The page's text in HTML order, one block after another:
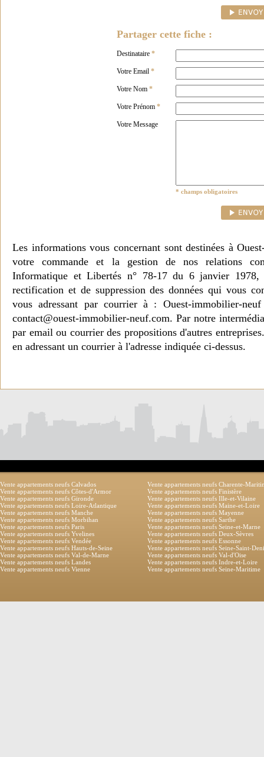
Partager cette fiche :
Destinataire *
Votre Email *
Votre Nom *
Votre Prénom *
Votre Message
* champs obligatoires
Les informations vous concernant sont destinées à
votre commande et la gestion de nos relations
Informatique et Libertés n° 78-17 du 6 janvier 1978,
rectification et de suppression des données qui vous
vous adressant par courrier à : Ouest-immobilier-
contact@ouest-immobilier-neuf.com. Par notre
par email ou courrier des propositions d'autres
en adressant un courrier à l'adresse indiquée ci-dessus.
Vente appartements neufs Calvados
Vente appartements neufs Charente-
Vente appartements neufs Côtes-d'Armor
Vente appartements neufs Finistère
Vente appartements neufs Gironde
Vente appartements neufs Ille-et-Vilaine
Vente appartements neufs Loire-Atlantique
Vente appartements neufs Maine-et-Loire
Vente appartements neufs Manche
Vente appartements neufs Mayenne
Vente appartements neufs Morbihan
Vente appartements neufs Sarthe
Vente appartements neufs Paris
Vente appartements neufs Seine-et-Marne
Vente appartements neufs Yvelines
Vente appartements neufs Deux-Sèvres
Vente appartements neufs Vendée
Vente appartements neufs Essonne
Vente appartements neufs Hauts-de-Seine
Vente appartements neufs Seine-Saint-
Vente appartements neufs Val-de-Marne
Vente appartements neufs Val-d'Oise
Vente appartements neufs Landes
Vente appartements neufs Indre-et-Loire
Vente appartements neufs Vienne
Vente appartements neufs Seine-Maritime